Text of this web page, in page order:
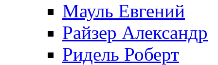
Мауль Евгений
Райзер Александр
Ридель Роберт